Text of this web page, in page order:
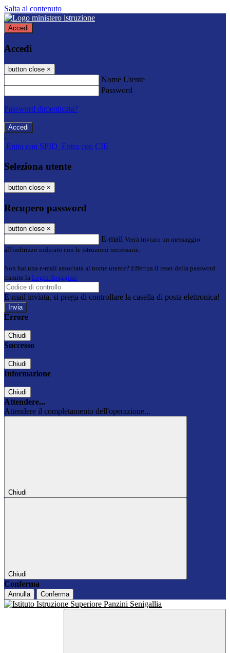
Salta al contenuto
Accedi
Accedi
button close ×
Nome Utente
Password
Password dimenticata?
-
Entra con SPID Entra con CIE
Seleziona utente
button close ×
Recupero password
button close ×
E-mail Verrà inviato un messaggio
all'indirizzo indicato con le istruzioni necessarie.
Non hai una e-mail associata al nome utente? Effettua il reset della password
tramite la Login Spaggiari
E-mail inviata, si prega di controllare la casella di posta elettronica!
Errore
Chiudi
Successo
Chiudi
Informazione
Chiudi
Attendere...
Attendere il completamento dell'operazione...
Chiudi
Chiudi
Conferma
Annulla Conferma